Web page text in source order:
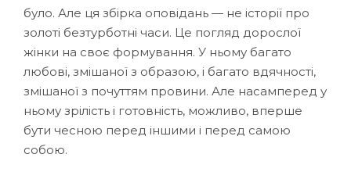
було. Але ця збірка оповідань — не історії про
золоті безтурботні часи. Це погляд дорослої
жінки на своє формування. У ньому багато
любові, змішаної з образою, і багато вдячності,
змішаної з почуттям провини. Але насамперед у
ньому зрілість і готовність, можливо, вперше
бути чесною перед іншими і перед самою
собою.